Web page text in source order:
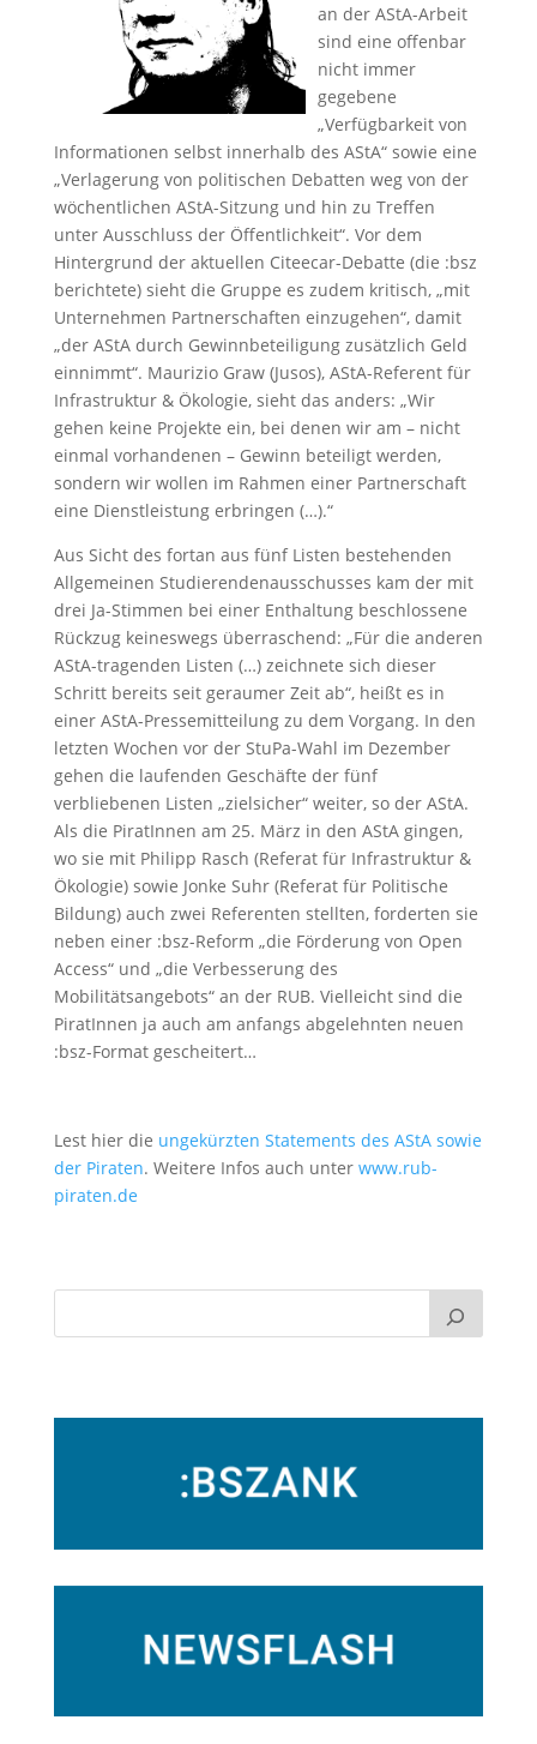
an der AStA-Arbeit
sind eine offenbar
nicht immer
gegebene
„Verfügbarkeit von
Informationen selbst innerhalb des AStA“ sowie eine
„Verlagerung von politischen Debatten weg von der
wöchentlichen AStA-Sitzung und hin zu Treffen
unter Ausschluss der Öffentlichkeit“. Vor dem
Hintergrund der aktuellen Citeecar-Debatte (die :bsz
berichtete) sieht die Gruppe es zudem kritisch, „mit
Unternehmen Partnerschaften einzugehen“, damit
„der AStA durch Gewinnbeteiligung zusätzlich Geld
einnimmt“. Maurizio Graw (Jusos), AStA-Referent für
Infrastruktur & Ökologie, sieht das anders: „Wir
gehen keine Projekte ein, bei denen wir am – nicht
einmal vorhandenen – Gewinn beteiligt werden,
sondern wir wollen im Rahmen einer Partnerschaft
eine Dienstleistung erbringen (…).“
Aus Sicht des fortan aus fünf Listen bestehenden
Allgemeinen Studierendenausschusses kam der mit
drei Ja-Stimmen bei einer Enthaltung beschlossene
Rückzug keineswegs überraschend: „Für die anderen
AStA-tragenden Listen (…) zeichnete sich dieser
Schritt bereits seit geraumer Zeit ab“, heißt es in
einer AStA-Pressemitteilung zu dem Vorgang. In den
letzten Wochen vor der StuPa-Wahl im Dezember
gehen die laufenden Geschäfte der fünf
verbliebenen Listen „zielsicher“ weiter, so der AStA.
Als die PiratInnen am 25. März in den AStA gingen,
wo sie mit Philipp Rasch (Referat für Infrastruktur &
Ökologie) sowie Jonke Suhr (Referat für Politische
Bildung) auch zwei Referenten stellten, forderten sie
neben einer :bsz-Reform „die Förderung von Open
Access“ und „die Verbesserung des
Mobilitätsangebots“ an der RUB. Vielleicht sind die
PiratInnen ja auch am anfangs abgelehnten neuen
:bsz-Format gescheitert…
Lest hier die ungekürzten Statements des AStA sowie
der Piraten. Weitere Infos auch unter www.rub-
piraten.de